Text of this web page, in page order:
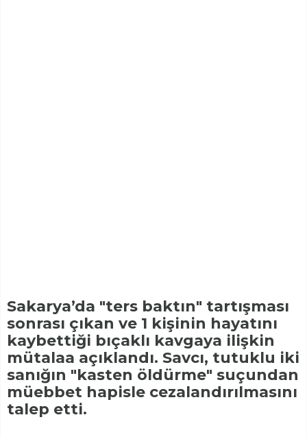
Sakarya’da "ters baktın" tartışması
sonrası çıkan ve 1 kişinin hayatını
kaybettiği bıçaklı kavgaya ilişkin
mütalaa açıklandı. Savcı, tutuklu iki
sanığın "kasten öldürme" suçundan
müebbet hapisle cezalandırılmasını
talep etti.